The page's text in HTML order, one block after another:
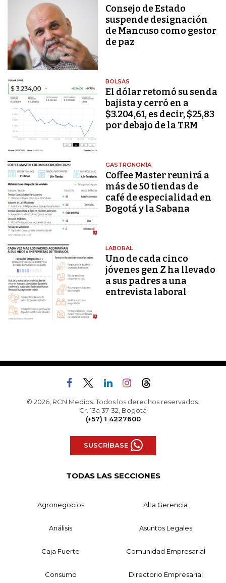
Consejo de Estado
suspende designación
de Mancuso como gestor
de paz
BOLSAS
El dólar retomó su senda
bajista y cerró en a
$3.204,61, es decir, $25,83
por debajo de la TRM
GASTRONOMÍA
Coffee Master reunirá a
más de 50 tiendas de
café de especialidad en
Bogotá y la Sabana
LABORAL
Uno de cada cinco
jóvenes gen Z ha llevado
a sus padres a una
entrevista laboral
© 2026, RCN Medios. Todos los derechos reservados.
Cr. 13a 37-32, Bogotá
(+57) 1 4227600
SUSCRÍBASE
TODAS LAS SECCIONES
Agronegocios Alta Gerencia
Análisis Asuntos Legales
Caja Fuerte Comunidad Empresarial
Consumo Directorio Empresarial